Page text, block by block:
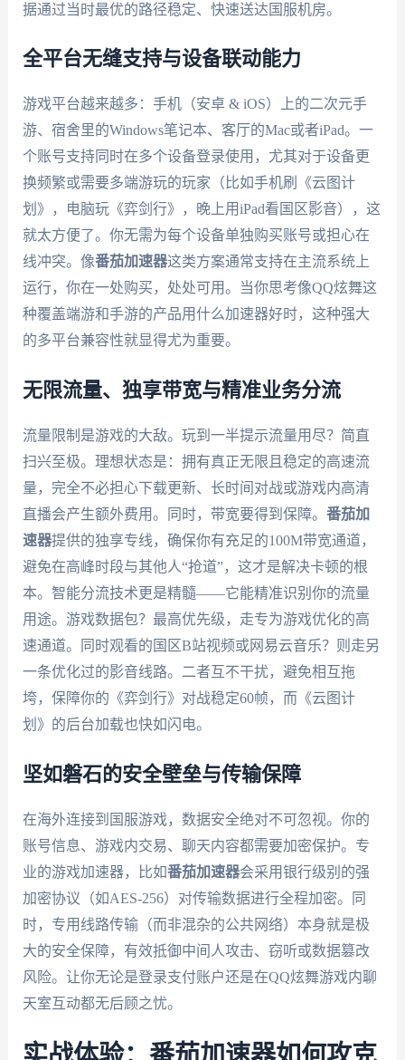
据通过当时最优的路径稳定、快速送达国服机房。
全平台无缝支持与设备联动能力
游戏平台越来越多：手机（安卓 & iOS）上的二次元手
游、宿舍里的Windows笔记本、客厅的Mac或者iPad。一
个账号支持同时在多个设备登录使用，尤其对于设备更
换频繁或需要多端游玩的玩家（比如手机刷《云图计
划》，电脑玩《弈剑行》，晚上用iPad看国区影音），这
就太方便了。你无需为每个设备单独购买账号或担心在
线冲突。像番茄加速器这类方案通常支持在主流系统上
运行，你在一处购买，处处可用。当你思考像QQ炫舞这
种覆盖端游和手游的产品用什么加速器好时，这种强大
的多平台兼容性就显得尤为重要。
无限流量、独享带宽与精准业务分流
流量限制是游戏的大敌。玩到一半提示流量用尽？简直
扫兴至极。理想状态是：拥有真正无限且稳定的高速流
量，完全不必担心下载更新、长时间对战或游戏内高清
直播会产生额外费用。同时，带宽要得到保障。 番茄加
速器提供的独享专线，确保你有充足的100M带宽通道，
避免在高峰时段与其他人“抢道”，这才是解决卡顿的根
本。智能分流技术更是精髓——它能精准识别你的流量
用途。游戏数据包？最高优先级，走专为游戏优化的高
速通道。同时观看的国区B站视频或网易云音乐？则走另
一条优化过的影音线路。二者互不干扰，避免相互拖
垮，保障你的《弈剑行》对战稳定60帧，而《云图计
划》的后台加载也快如闪电。
坚如磐石的安全壁垒与传输保障
在海外连接到国服游戏，数据安全绝对不可忽视。你的
账号信息、游戏内交易、聊天内容都需要加密保护。专
业的游戏加速器，比如番茄加速器会采用银行级别的强
加密协议（如AES-256）对传输数据进行全程加密。同
时，专用线路传输（而非混杂的公共网络）本身就是极
大的安全保障，有效抵御中间人攻击、窃听或数据篡改
风险。让你无论是登录支付账户还是在QQ炫舞游戏内聊
天室互动都无后顾之忧。